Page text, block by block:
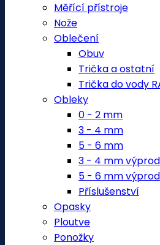
Měřící přístroje
Nože
Oblečení
Obuv
Trička a ostatní
Trička do vody
Obleky
0 - 2 mm
3 - 4 mm
5 - 6 mm
3 - 4 mm
5 - 6 mm
Příslušenství
Opasky
Ploutve
Ponožky